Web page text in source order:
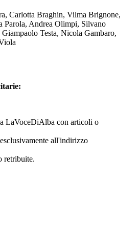
Carlotta Braghin, Vilma Brignone,
Parola, Andrea Olimpi, Silvano
Testa, Nicola Gambaro,
LaVoceDiAlba con articoli o
all'indirizzo
retribuite.